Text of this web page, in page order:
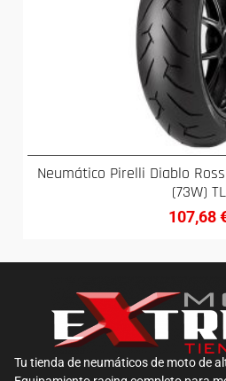
Neumático Pirelli Diablo
(73W) TL
107,68
Tu tienda de neumáticos de moto de